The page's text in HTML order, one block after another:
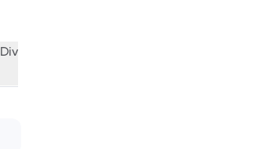
Divers